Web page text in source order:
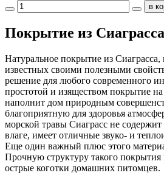
Покрытие из Сиаграсса
Натуральное покрытие из
известных своими полезными
решение для любого современного
простотой и изяществом покрытие
наполнит дом природным
благоприятную для здоровья
морской травы Сиаграсс не
влаге, имеет отличные звуко- и
Еще один важный плюс этого
Прочную структуру такого покрытия
острые коготки домашних питомцев.